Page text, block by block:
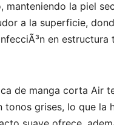
manteniendo la piel
a la superficie,
en
de manga corta Air
tonos grises, lo que